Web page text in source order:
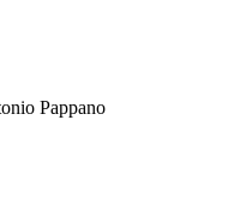
Pappano